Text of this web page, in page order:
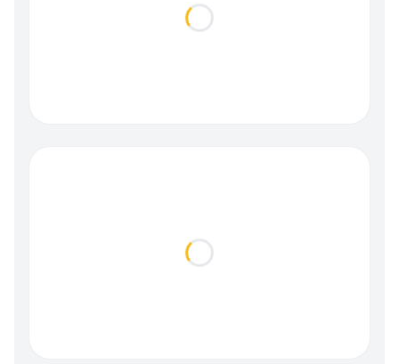
Loading...
Loading...